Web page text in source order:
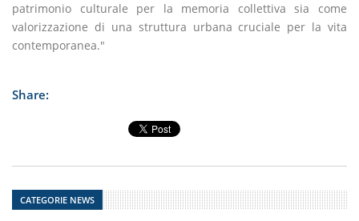
patrimonio culturale per la memoria collettiva sia come
valorizzazione di una struttura urbana cruciale per la vita
contemporanea."
Share:
CATEGORIE NEWS